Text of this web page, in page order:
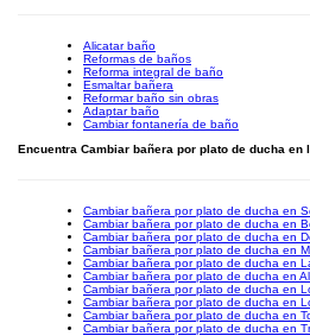
Alicatar baño
Reformas de baños
Reforma integral de baño
Esmaltar bañera
Reformar baño sin obras
Adaptar baño
Cambiar fontanería de baño
Encuentra Cambiar bañera por plato de ducha
Cambiar bañera por plato de ducha en
Cambiar bañera por plato de ducha en
Cambiar bañera por plato de ducha en
Cambiar bañera por plato de ducha en
Cambiar bañera por plato de ducha en
Cambiar bañera por plato de ducha en
Cambiar bañera por plato de ducha en
Cambiar bañera por plato de ducha en
Cambiar bañera por plato de ducha en
Cambiar bañera por plato de ducha en